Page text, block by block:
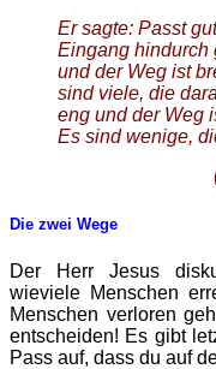
Er sagte: Passt
Eingang hindurch
und der Weg ist
sind viele, die
eng und der Weg
Es sind wenige,
Die zwei Wege
Der Herr Jesus
wieviele Menschen
Menschen verloren
entscheiden! Es gibt
Pass auf, dass du auf